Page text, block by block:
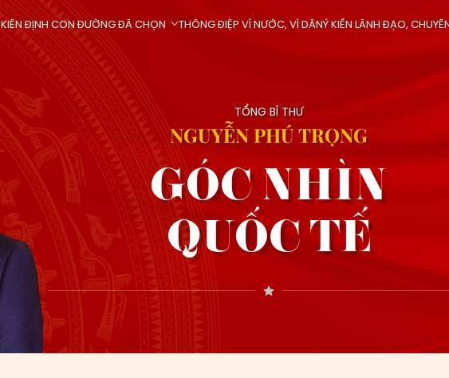
KIÊN ĐỊNH CON ĐƯỜNG ĐÃ CHỌN THÔNG ĐIỆP VÌ NƯỚC, VÌ DÂNÝ KIẾN LÃNH ĐẠO,
TỔNG BÍ THƯ
NGUYỄN PHÚ TRỌNG
GÓC NHÌN
QUỐC TẾ